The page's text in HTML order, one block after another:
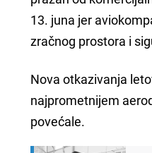
13. juna jer
zračnog prostora i
Nova otkazivanja
najprometnijem
povećale.